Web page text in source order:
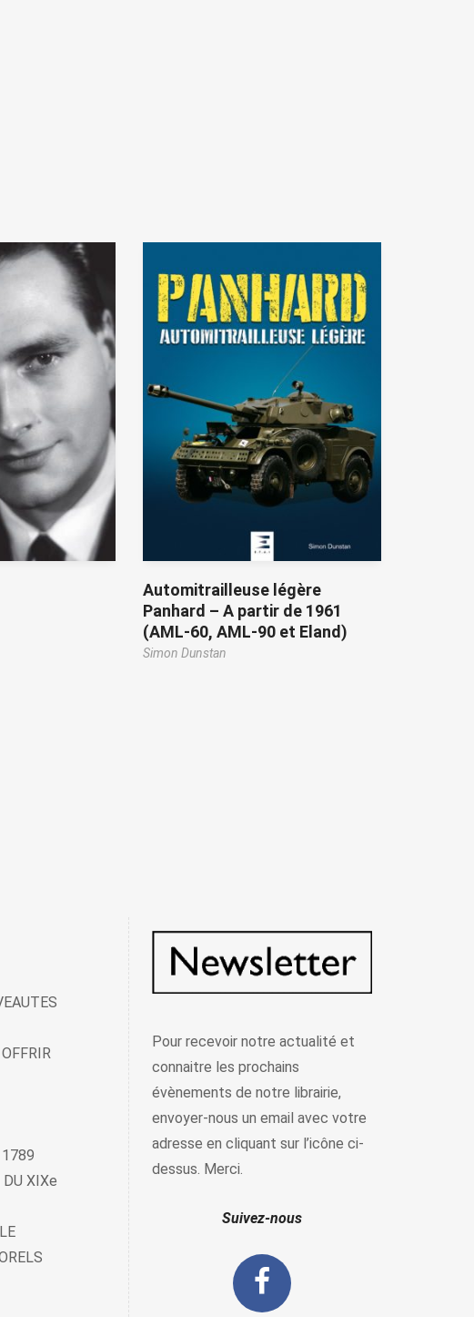
Automitrailleuse légère
Panhard – A partir de 1961
(AML-60, AML-90 et Eland)
Simon Dunstan
1789
XIXe
Pour recevoir notre actualité et
connaitre les prochains
évènements de notre librairie,
envoyer-nous un email avec votre
adresse en cliquant sur l’icône ci-
dessus. Merci.
Suivez-nous